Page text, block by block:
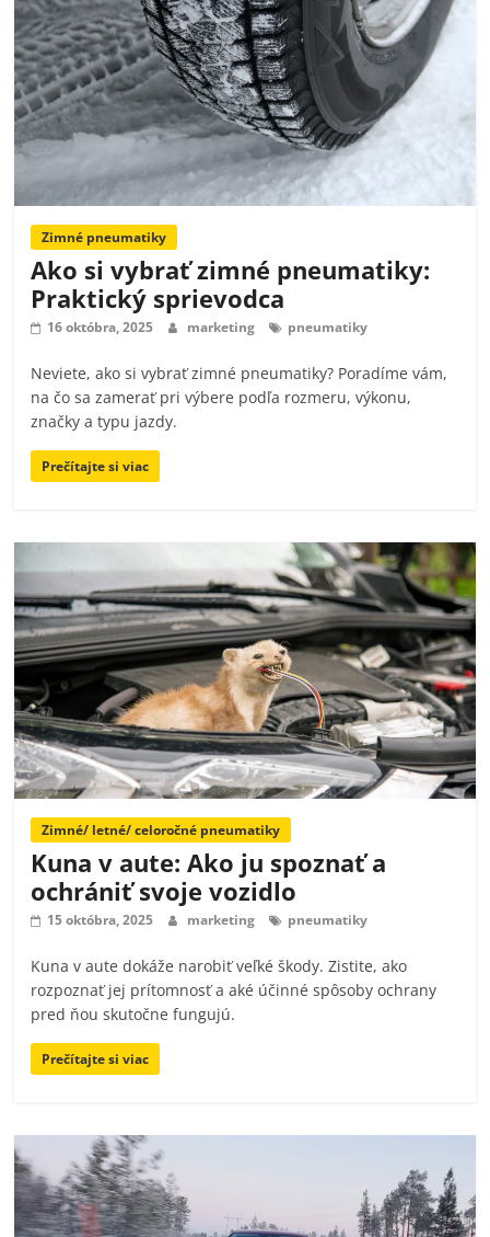
Zimné pneumatiky
Ako si vybrať zimné pneumatiky:
Praktický sprievodca
16 októbra, 2025 marketing pneumatiky
Neviete, ako si vybrať zimné pneumatiky? Poradíme vám,
na čo sa zamerať pri výbere podľa rozmeru, výkonu,
značky a typu jazdy.
Prečítajte si viac
Zimné/ letné/ celoročné pneumatiky
Kuna v aute: Ako ju spoznať a
ochrániť svoje vozidlo
15 októbra, 2025 marketing pneumatiky
Kuna v aute dokáže narobiť veľké škody. Zistite, ako
rozpoznať jej prítomnosť a aké účinné spôsoby ochrany
pred ňou skutočne fungujú.
Prečítajte si viac